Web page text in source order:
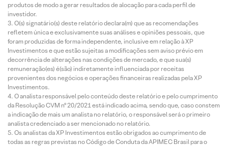
produtos de modo a gerar resultados de alocação para cada perfil de
investidor.
O(s) signatário(s) deste relatório declara(m) que as recomendações
refletem única e exclusivamente suas análises e opiniões pessoais, que
foram produzidas de forma independente, inclusive em relação à XP
Investimentos e que estão sujeitas a modificações sem aviso prévio em
decorrência de alterações nas condições de mercado, e que sua(s)
remuneração(es) é(são) indiretamente influenciada por receitas
provenientes dos negócios e operações financeiras realizadas pela XP
Investimentos.
O analista responsável pelo conteúdo deste relatório e pelo cumprimento
da Resolução CVM nº 20/2021 está indicado acima, sendo que, caso constem
a indicação de mais um analista no relatório, o responsável será o primeiro
analista credenciado a ser mencionado no relatório.
Os analistas da XP Investimentos estão obrigados ao cumprimento de
todas as regras previstas no Código de Conduta da APIMEC Brasil para o